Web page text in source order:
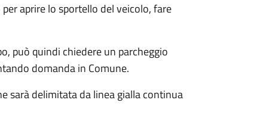
aprire lo sportello del veicolo, fare
può quindi chiedere un parcheggio
domanda in Comune.
sarà delimitata da linea gialla continua